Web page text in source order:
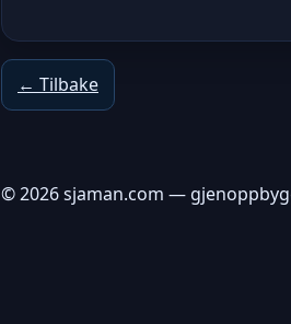
← Tilbake
© 2026 sjaman.com —